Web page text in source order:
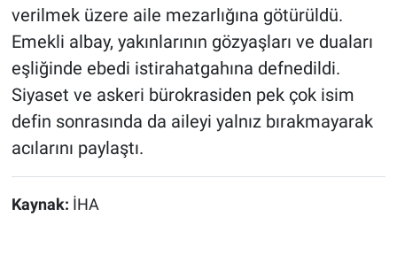
verilmek üzere aile mezarlığına götürüldü.
Emekli albay, yakınlarının gözyaşları ve duaları
eşliğinde ebedi istirahatgahına defnedildi.
Siyaset ve askeri bürokrasiden pek çok isim
defin sonrasında da aileyi yalnız bırakmayarak
acılarını paylaştı.
Kaynak: İHA